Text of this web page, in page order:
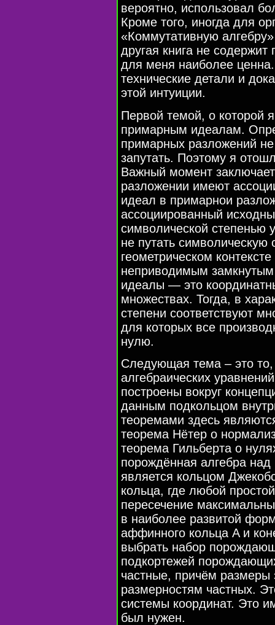
вероятно, использовал
Кроме того, иногда для
«Коммутативную
другая книга не содержит
для меня наиболее
технические детали и
этой интуиции.
Первой темой, о которой
примарным идеалам.
примарных разложений
запутать. Поэтому я
Важный момент
разложении имеют
идеал в примарнои
ассоциированный
символической степенью
не путать
геометрическом
неприводимым
идеалы — это
множествах. Тогда, в
степени соответствуют
для которых все
нулю.
Следующая тема – это
алгебраических
построены вокруг
данным подкольцом
теоремами здесь
теорема Нётер о
теорема Гильберта о
порождённая алгебра
является кольцом
кольца, где любой
пересечение
в наиболее развитой
аффинного кольца A и
выбрать набор
подкортежей
частные, причём размеры
размерностям частных.
системы координат. Это
был нужен.